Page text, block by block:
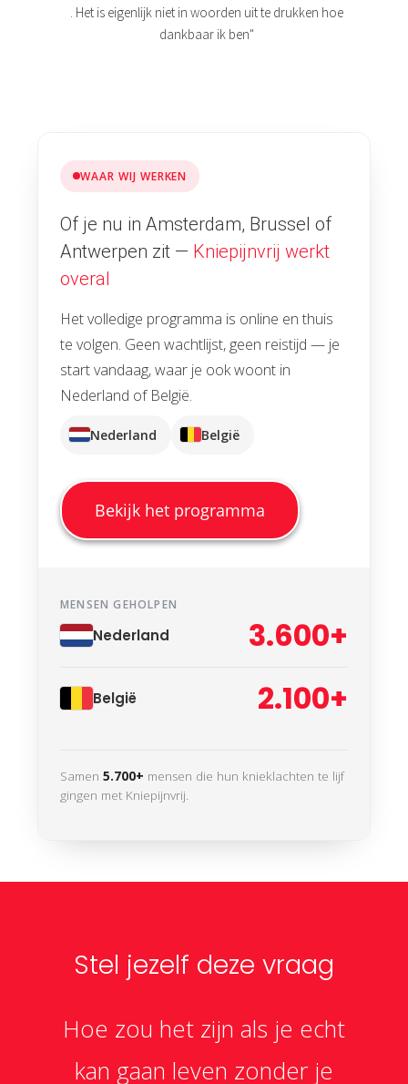
. Het is eigenlijk niet in woorden uit te drukken hoe
dankbaar ik ben"
WAAR WIJ WERKEN
Of je nu in Amsterdam, Brussel of
Antwerpen zit — Kniepijnvrij werkt
overal
Het volledige programma is online en thuis
te volgen. Geen wachtlijst, geen reistijd — je
start vandaag, waar je ook woont in
Nederland of België.
Nederland België
Bekijk het programma
MENSEN GEHOLPEN
Nederland 3.600+
België 2.100+
Samen 5.700+ mensen die hun knieklachten te lijf
gingen met Kniepijnvrij.
Stel jezelf deze vraag
Hoe zou het zijn als je echt
kan gaan leven zonder je